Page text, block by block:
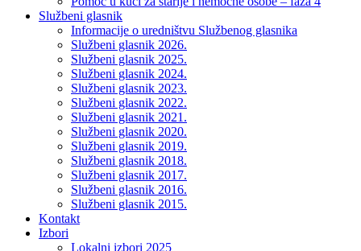
Službeni glasnik
Informacije o uredništvu Službenog glasnika
Službeni glasnik 2026.
Službeni glasnik 2025.
Službeni glasnik 2024.
Službeni glasnik 2023.
Službeni glasnik 2022.
Službeni glasnik 2021.
Službeni glasnik 2020.
Službeni glasnik 2019.
Službeni glasnik 2018.
Službeni glasnik 2017.
Službeni glasnik 2016.
Službeni glasnik 2015.
Kontakt
Izbori
Lokalni izbori 2025